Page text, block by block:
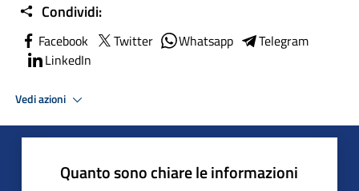
Condividi:
Facebook Twitter Whatsapp
Telegram
LinkedIn
Vedi azioni
Quanto sono chiare le informazioni